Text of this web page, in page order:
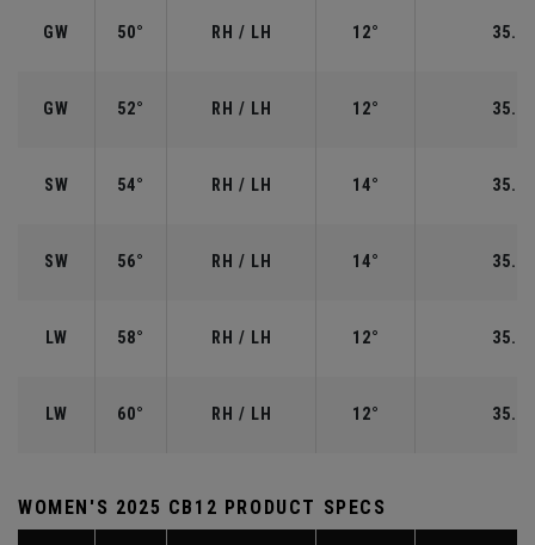
GW 50° RH / LH 12°
GW 52° RH / LH 12°
SW 54° RH / LH 14°
SW 56° RH / LH 14°
LW 58° RH / LH 12°
LW 60° RH / LH 12°
WOMEN'S 2025 CB12 PRODUCT SPECS